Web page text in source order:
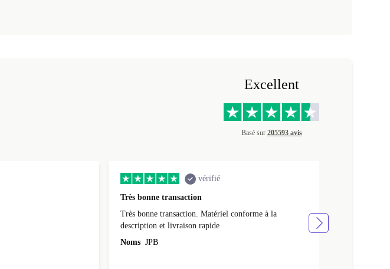
Excellent
Basé sur 205593 avis
vérifié
Très bonne transaction
Très bonne transaction. Matériel conforme à la
description et livraison rapide
Noms JPB